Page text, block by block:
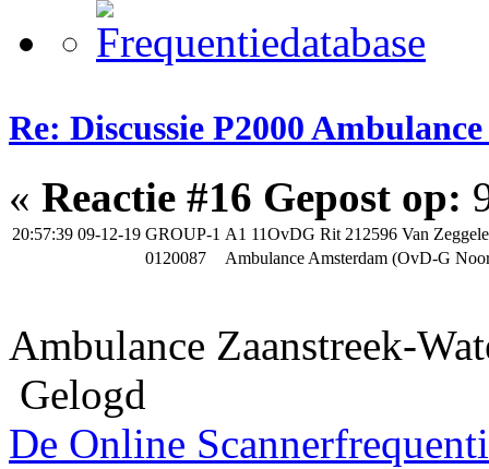
Re: Discussie P2000
« Reactie #16 Gepost op:
20:57:39 09-12-19 GROUP-1 A1 11OvDG Rit 212596 Van
0120087
Ambulance Amsterdam (OvD-G
Ambulance Zaanstreek-
Gelogd
De Online